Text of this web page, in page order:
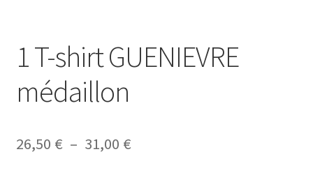
1 T-shirt GUENIEVRE
médaillon
26,50 € – 31,00 €Plage